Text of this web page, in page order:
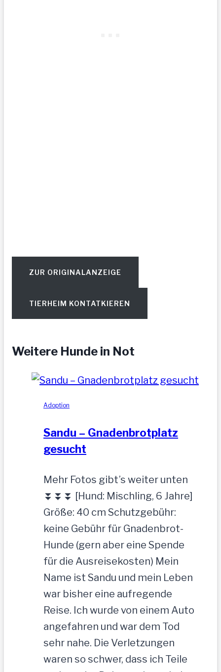
ZUR ORIGINALANZEIGE
TIERHEIM KONTATKIEREN
Weitere Hunde in Not
Adoption
Sandu – Gnadenbrotplatz
gesucht
Mehr Fotos gibt’s weiter unten
⏬⏬⏬ [Hund: Mischling, 6 Jahre]
Größe: 40 cm Schutzgebühr:
keine Gebühr für Gnadenbrot-
Hunde (gern aber eine Spende
für die Ausreisekosten) Mein
Name ist Sandu und mein Leben
war bisher eine aufregende
Reise. Ich wurde von einem Auto
angefahren und war dem Tod
sehr nahe. Die Verletzungen
waren so schwer, dass ich Teile